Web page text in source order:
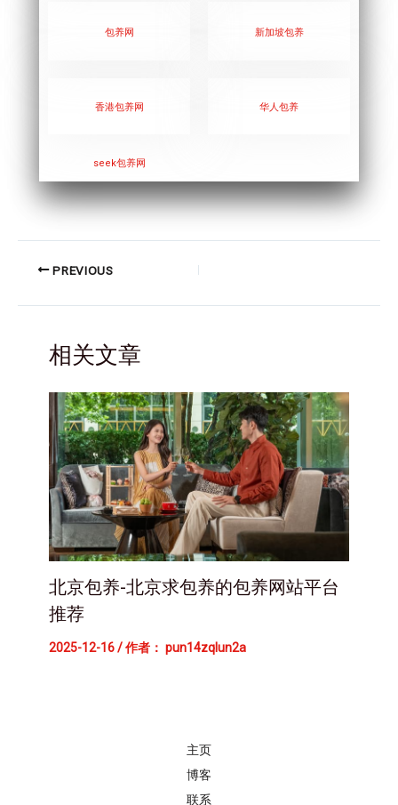
包养网 新加坡包养
香港包养网 华人包养
seek包养网
PREVIOUS
相关文章
北京包养-北京求包养的包养网站平台
推荐
2025-12-16/ 作者： pun14zqlun2a
主页
博客
联系